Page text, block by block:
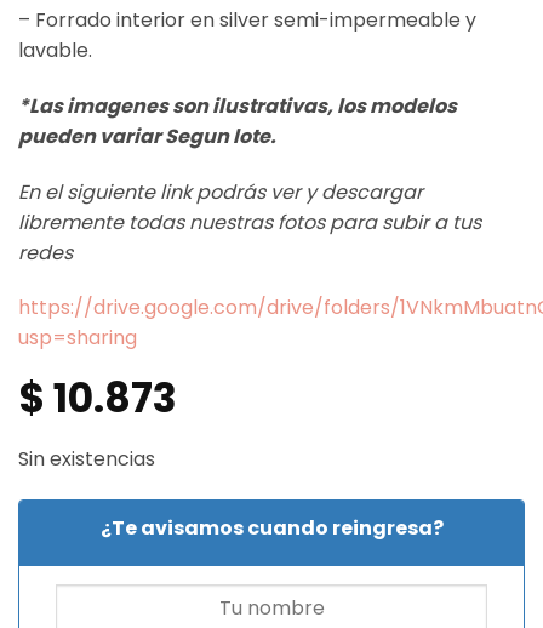
– Forrado interior en silver semi-impermeable y
lavable.
*Las imagenes son ilustrativas, los modelos
pueden variar Segun lote.
En el siguiente link podrás ver y descargar
libremente todas nuestras fotos para subir a tus
redes
https://drive.google.com/drive/folders/
usp=sharing
$10.873
Sin existencias
¿Te avisamos cuando reingresa?